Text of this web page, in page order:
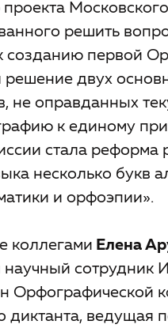
решить
созданию первой
двух
не оправданных
к единому
стала реформа
несколько букв
и орфоэпии».
коллегами Елена
сотрудник
Орфографической
диктанта, ведущая